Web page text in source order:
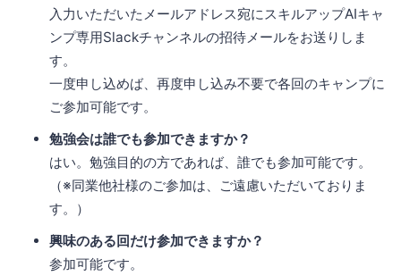
入力いただいたメールアドレス宛にスキルアップAIキャ
ンプ専用Slackチャンネルの招待メールをお送りしま
す。
一度申し込めば、再度申し込み不要で各回のキャンプに
ご参加可能です。
勉強会は誰でも参加できますか？
はい。勉強目的の方であれば、誰でも参加可能です。
（※同業他社様のご参加は、ご遠慮いただいておりま
す。）
興味のある回だけ参加できますか？
参加可能です。